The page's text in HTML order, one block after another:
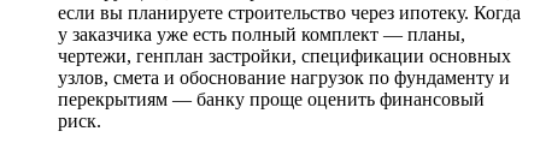
если вы планируете строительство через ипотеку. Когда
у заказчика уже есть полный комплект — планы,
чертежи, генплан застройки, спецификации основных
узлов, смета и обоснование нагрузок по фундаменту и
перекрытиям — банку проще оценить финансовый
риск.